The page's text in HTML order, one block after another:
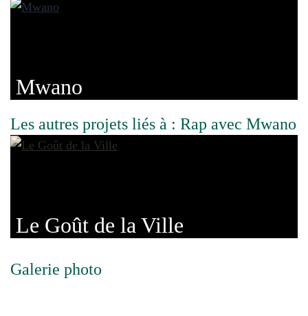
Mwano
Les autres projets liés à : Rap avec Mwano
Le Goût de la Ville
Galerie photo